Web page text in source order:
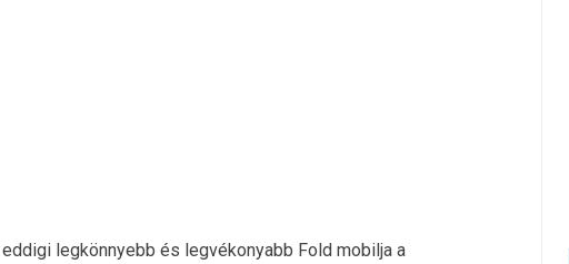
legkönnyebb és legvékonyabb Fold mobilja a